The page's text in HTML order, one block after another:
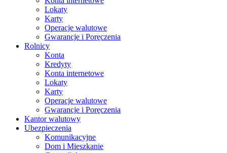
Lokaty
Karty
Operacje walutowe
Gwarancje i Poręczenia
Rolnicy
Konta
Kredyty
Konta internetowe
Lokaty
Karty
Operacje walutowe
Gwarancje i Poręczenia
Kantor walutowy
Ubezpieczenia
Komunikacyjne
Dom i Mieszkanie